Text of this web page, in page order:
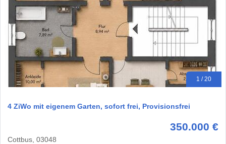
1 / 20
4 ZiWo mit eigenem Garten, sofort frei, Provisionsfrei
350.000 €
Cottbus, 03048